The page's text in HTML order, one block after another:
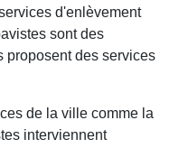
d'enlèvement
sont des
proposent des services
de la ville comme la
interviennent